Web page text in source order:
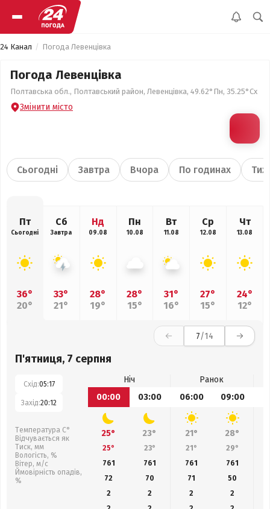
24 Канал Погода Левенцівка
Погода Левенцівка
Полтавська обл., Полтавський район, Левенцівка, 49.62°Пн, 35.25°Сх
Змінити місто
Сьогодні Завтра Вчора По годинах
Пт
Сьогодні
36°
20°
Сб
Завтра
33°
21°
Нд
09.08
28°
19°
Пн
10.08
28°
15°
Вт
11.08
31°
16°
Ср
12.08
27°
15°
Чт
13.08
24°
12°
7/14
П'ятниця, 7 серпня
Схід:05:17
Захід:20:12
Температура С°
Відчувається як
Тиск, мм
Вологість, %
Вітер, м/с
Ймовірність опадів,
%
Ніч
Ранок
00:00
03:00 06:00 09:00
25° 23° 21° 28°
25° 23° 21° 29°
761
761 761 761
72
70 71
50
2
2 2
2